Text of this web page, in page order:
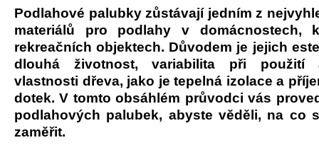
Podlahové palubky zůstávají jedním z
materiálů pro podlahy v domácnostech,
rekreačních objektech. Důvodem je jejich
dlouhá životnost, variabilita při použití
vlastnosti dřeva, jako je tepelná izolace a
dotek. V tomto obsáhlém průvodci vás
podlahových palubek, abyste věděli, na co
zaměřit.